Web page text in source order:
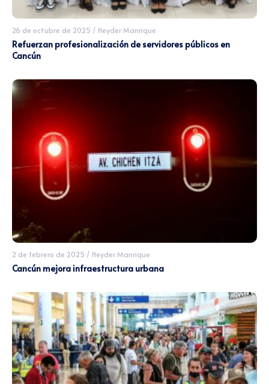
26 de octubre de 2025 / Heyder Manrique
Refuerzan profesionalización de servidores públicos en
Cancún
2 de febrero de 2025 / Heyder Manrique
Cancún mejora infraestructura urbana